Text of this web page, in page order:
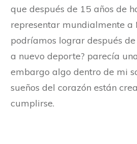
que después de 15 años de
representar mundialmente a
podríamos lograr después
a nuevo deporte? parecía
embargo algo dentro de mi
sueños del corazón están
cumplirse.